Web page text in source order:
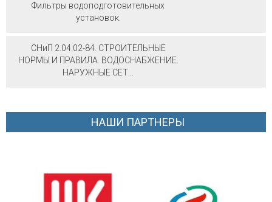
Фильтры водоподготовительных
установок.
СНиП 2.04.02-84. СТРОИТЕЛЬНЫЕ
НОРМЫ И ПРАВИЛА. ВОДОСНАБЖЕНИЕ.
НАРУЖНЫЕ СЕТ...
НАШИ ПАРТНЕРЫ